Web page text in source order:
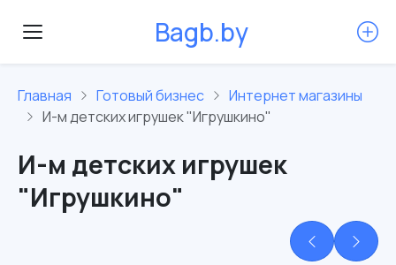
Bagb.by
Главная Готовый бизнес
Интернет магазины
И-м детских игрушек "Игрушкино"
И-м детских игрушек
"Игрушкино"